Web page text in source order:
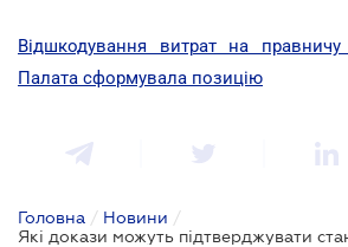
Відшкодування витрат на
Палата сформувала позицію
Головна / Новини /